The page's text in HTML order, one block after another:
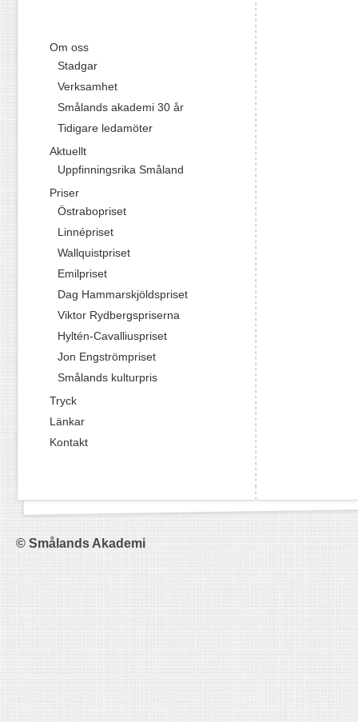
Om oss
Stadgar
Verksamhet
Smålands akademi 30 år
Tidigare ledamöter
Aktuellt
Uppfinningsrika Småland
Priser
Östrabopriset
Linnépriset
Wallquistpriset
Emilpriset
Dag Hammarskjöldspriset
Viktor Rydbergspriserna
Hyltén-Cavalliuspriset
Jon Engströmpriset
Smålands kulturpris
Tryck
Länkar
Kontakt
© Smålands Akademi